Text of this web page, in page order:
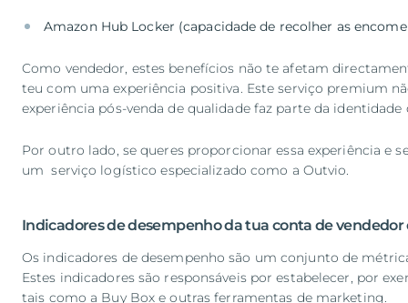
Amazon Hub Locker (capacidade de recolher as
Como vendedor, estes benefícios não te afetam
teu com uma experiência positiva. Este serviço premium
experiência pós-venda de qualidade faz parte da
Por outro lado, se queres proporcionar essa experiência e
um serviço logístico especializado como a Outvio.
Indicadores de desempenho da tua conta de vendedor
Os indicadores de desempenho são um conjunto de
Estes indicadores são responsáveis por estabelecer, por
tais como a Buy Box e outras ferramentas de marketing.